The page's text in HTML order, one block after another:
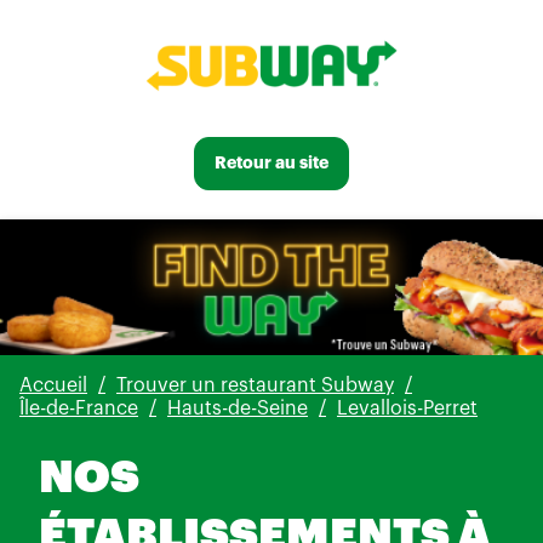
Retour au site
Accueil
Trouver un restaurant Subway
Île-de-France
Hauts-de-Seine Levallois-Perret
NOS